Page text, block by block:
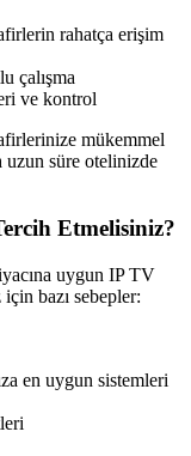
rahatça erişim
çalışma
ve kontrol
mükemmel
uzun süre otelinizde
Etmelisiniz?
uygun IP TV
bazı sebepler:
en uygun sistemleri